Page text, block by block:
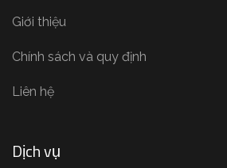
Giới thiệu
Chính sách và quy định
Liên hệ
Dịch vụ